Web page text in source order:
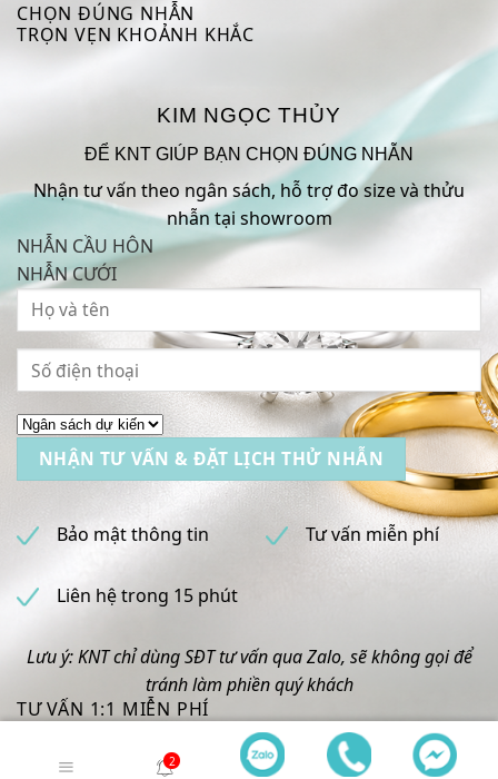
CHỌN ĐÚNG NHẪN
TRỌN VẸN KHOẢNH KHẮC
KIM NGỌC THỦY
ĐỂ KNT GIÚP BẠN CHỌN ĐÚNG NHẪN
Nhận tư vấn theo ngân sách, hỗ trợ đo size và thửu
nhẫn tại showroom
NHẪN CẦU HÔN
NHẪN CƯỚI
Bảo mật thông tin Tư vấn miễn phí
Liên hệ trong 15 phút
Lưu ý: KNT chỉ dùng SĐT tư vấn qua Zalo, sẽ không gọi để
tránh làm phiền quý khách
TƯ VẤN 1:1 MIỄN PHÍ